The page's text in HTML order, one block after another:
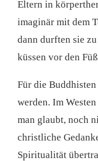
Eltern in
imaginär mit dem
dann durften sie
küssen vor den
Für die
werden. Im
man glaubt, noch
christliche
Spiritualität